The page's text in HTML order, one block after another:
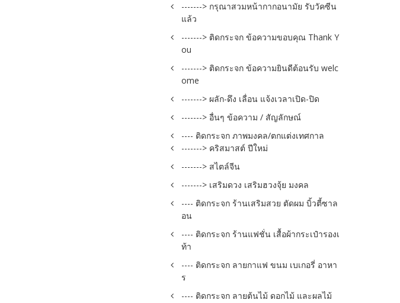
-------> กรุณาสวมหน้ากากอนามัย รับวัคซีน
แล้ว
-------> ติดกระจก ข้อความขอบคุณ Thank Y
ou
-------> ติดกระจก ข้อความยินดีต้อนรับ welc
ome
-------> ผลัก-ดึง เลื่อน แจ้งเวลาเปิด-ปิด
-------> อื่นๆ ข้อความ / สัญลักษณ์
---- ติดกระจก ภาพมงคล/ตกแต่งเทศกาล
-------> คริสมาสต์ ปีใหม่
-------> สไตล์จีน
-------> เสริมดวง เสริมฮวงจุ้ย มงคล
---- ติดกระจก ร้านเสริมสวย ตัดผม บิ้วตี้ซาล
อน
---- ติดกระจก ร้านแฟชั่น เสื้อผ้ากระเป๋ารองเ
ท้า
---- ติดกระจก ลายกาแฟ ขนม เบเกอรี่ อาหา
ร
---- ติดกระจก ลายต้นไม้ ดอกไม้ และผลไม้